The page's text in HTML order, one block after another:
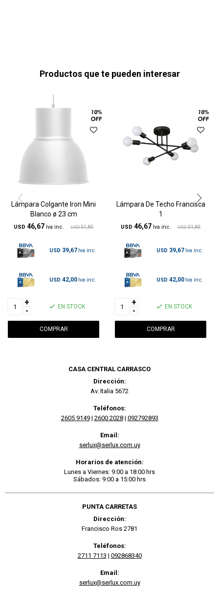
Productos que te pueden interesar
Lámpara Colgante Iron Mini
Blanco ø 23 cm
USD 46,67 USD 51,85
USD 39,67
USD 42,00
+
-
EN STOCK
Lámpara De Techo Francisca
1
USD 46,67 USD 51,85
USD 39,67
USD 42,00
+
-
EN STOCK
CASA CENTRAL CARRASCO
Dirección:
Av. Italia 5672
Teléfonos:
2605 9149| 2600 2028| 092792893
Email:
serlux@serlux.com.uy
Horarios de atención:
Lunes a Viernes: 9:00 a 18:00 hrs
Sábados: 9:00 a 15:00 hrs
PUNTA CARRETAS
Dirección:
Francisco Ros 2781
Teléfonos:
2711 7113 | 092868340
Email:
serlux@serlux.com.uy